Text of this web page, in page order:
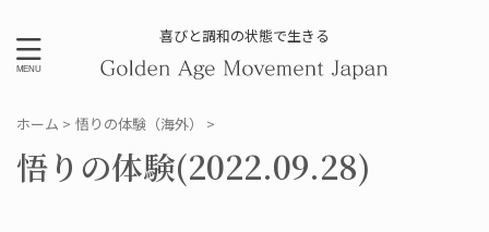
喜びと調和の状態で生きる
ホーム > 悟りの体験（海外） >
悟りの体験(2022.09.28)